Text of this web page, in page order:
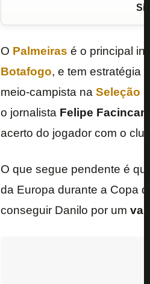
O Palmeiras é o principal
Botafogo, e tem estratégia
meio-campista na Seleção
o jornalista Felipe Facincani
acerto do jogador com o
O que segue pendente é
da Europa durante a Copa
conseguir Danilo por um